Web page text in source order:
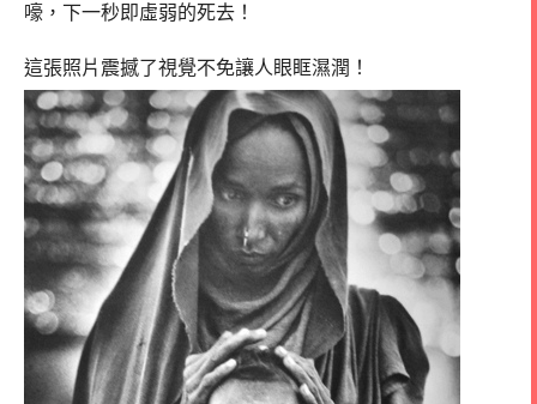
嚎，下一秒即虛弱的死去！
這張照片震撼了視覺不免讓人眼眶濕潤！